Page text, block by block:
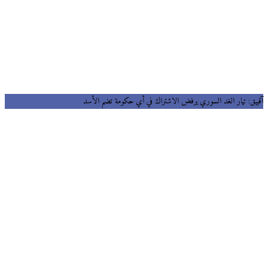
تيار الغد السوري يرفض الاشتراك في أي حكومة تضم الأسد